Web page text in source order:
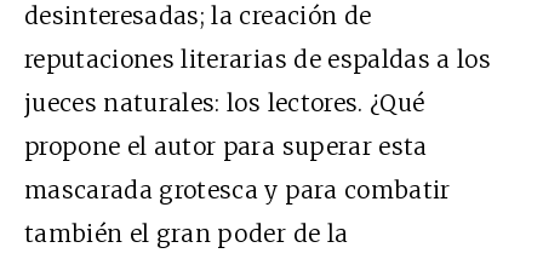
desinteresadas; la creación de
reputaciones literarias de espaldas a los
jueces naturales: los lectores. ¿Qué
propone el autor para superar esta
mascarada grotesca y para combatir
también el gran poder de la